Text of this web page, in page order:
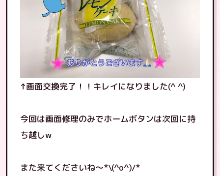
↑画面交換完了！！キレイになりました(^ ^)
今回は画面修理のみでホームボタンは次回に持
ち越しw
また来てくださいね〜*\(^o^)/*